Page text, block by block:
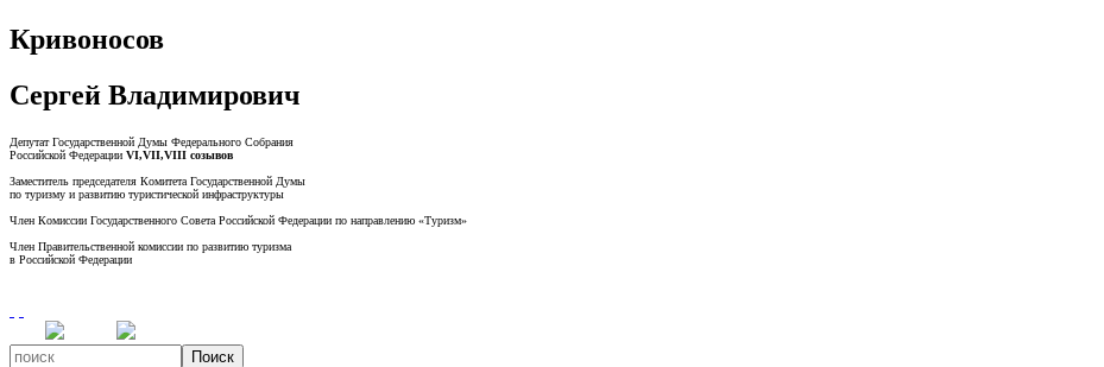
Кривоносов
Сергей Владимирович
Депутат Государственной Думы Федерального Собрания
Российской Федерации VI,VII,VIII созывов
Заместитель председателя Комитета Государственной Думы
по туризму и развитию туристической инфраструктуры
Член Комиссии Государственного Совета Российской Федерации по направлению «Туризм»
Член Правительственной комиссии по развитию туризма
в Российской Федерации
Поиск